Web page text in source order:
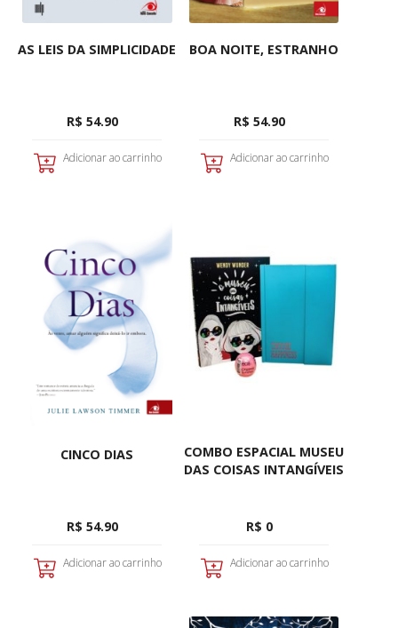
AS LEIS DA SIMPLICIDADE
R$ 54.90
Adicionar ao carrinho
BOA NOITE, ESTRANHO
R$ 54.90
Adicionar ao carrinho
CINCO DIAS
R$ 54.90
Adicionar ao carrinho
COMBO ESPACIAL MUSEU
DAS COISAS INTANGÍVEIS
R$ 0
Adicionar ao carrinho